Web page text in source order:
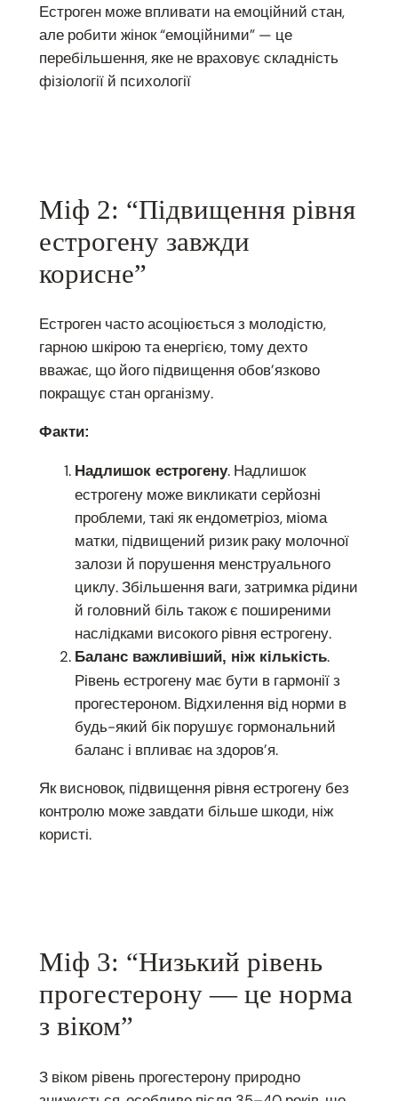
Естроген може впливати на емоційний стан,
але робити жінок “емоційними” — це
перебільшення, яке не враховує складність
фізіології й психології
Міф 2: “Підвищення рівня
естрогену завжди
корисне”
Естроген часто асоціюється з молодістю,
гарною шкірою та енергією, тому дехто
вважає, що його підвищення обов’язково
покращує стан організму.
Факти:
Надлишок естрогену. Надлишок
естрогену може викликати серйозні
проблеми, такі як ендометріоз, міома
матки, підвищений ризик раку молочної
залози й порушення менструального
циклу. Збільшення ваги, затримка рідини
й головний біль також є поширеними
наслідками високого рівня естрогену.
Баланс важливіший, ніж кількість.
Рівень естрогену має бути в гармонії з
прогестероном. Відхилення від норми в
будь-який бік порушує гормональний
баланс і впливає на здоров’я.
Як висновок, підвищення рівня естрогену без
контролю може завдати більше шкоди, ніж
користі.
Міф 3: “Низький рівень
прогестерону — це норма
з віком”
З віком рівень прогестерону природно